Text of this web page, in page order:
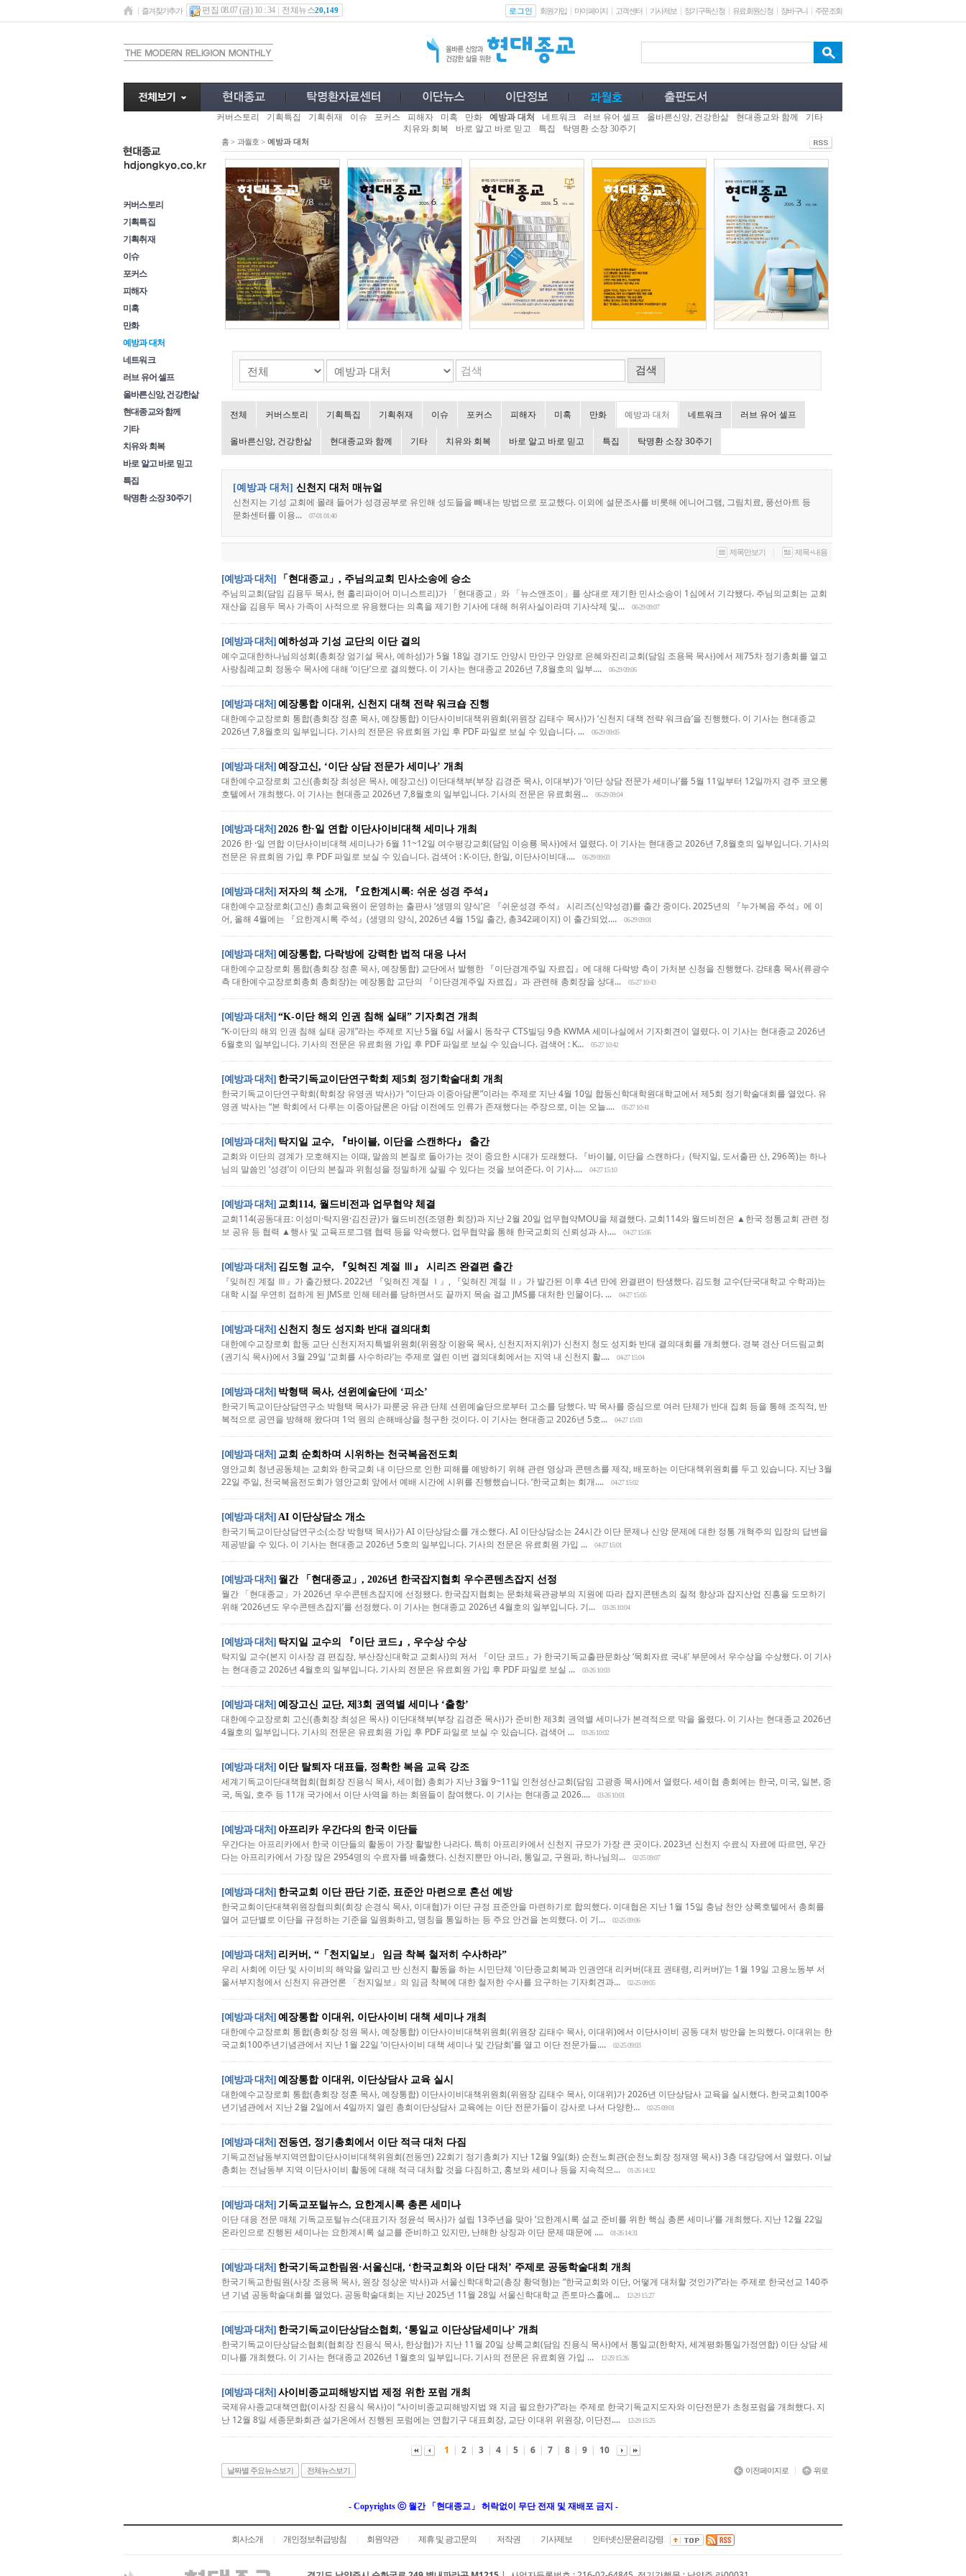
즐겨찾기추가 편집 08.07 (금) 10 : 34 전체뉴스20,149 로그인 회원가입 마이페이지 고객센터 기사제보 정기구독신청 유료회원신청 장바구니 주문조회
커버스토리 기획특집 기획취재 이슈 포커스 피해자 미혹 만화 예방과 대처 네트워크 러브 유어 셀프 올바른신앙, 건강한삶 현대종교와 함께
기타
치유와 회복
바로 알고 바로 믿고 특집 탁명환 소장 30주기
커버스토리
기획특집
기획취재
이슈
포커스
피해자
미혹
만화
예방과 대처
네트워크
러브 유어 셀프
올바른신앙, 건강한삶
현대종교와 함께
기타
치유와 회복
바로 알고 바로 믿고
특집
탁명환 소장 30주기
홈 > 과월호 > 예방과 대처
검색
전체 커버스토리 기획특집 기획취재 이슈 포커스 피해자 미혹 만화 예방과 대처 네트워크 러브 유어 셀프
올바른신앙, 건강한삶 현대종교와 함께 기타 치유와 회복 바로 알고 바로 믿고 특집 탁명환 소장 30주기
[예방과 대처] 신천지 대처 매뉴얼
신천지는 기성 교회에 몰래 들어가 성경공부로 유인해 성도들을 빼내는 방법으로 포교했다. 이외에 설문조사를 비롯해 에니어그램, 그림치료, 풍선아트 등
문화센터를 이용...
07-01 01:40
제목만보기 제목+내용
[예방과 대처] 「현대종교」, 주님의교회 민사소송에 승소
주님의교회(담임 김용두 목사, 현 홀리파이어 미니스트리)가 「현대종교」와 「뉴스앤조이」를 상대로 제기한 민사소송이 1심에서 기각됐다. 주님의교회는 교회
재산을 김용두 목사 가족이 사적으로 유용했다는 의혹을 제기한 기사에 대해 허위사실이라며 기사삭제 및...
06-29 09:07
[예방과 대처] 예하성과 기성 교단의 이단 결의
예수교대한하나님의성회(총회장 엄기설 목사, 예하성)가 5월 18일 경기도 안양시 만안구 안양로 은혜와진리교회(담임 조용목 목사)에서 제75차 정기총회를 열고
사랑침례교회 정동수 목사에 대해 ‘이단’으로 결의했다. 이 기사는 현대종교 2026년 7,8월호의 일부....
06-29 09:06
[예방과 대처] 예장통합 이대위, 신천지 대책 전략 워크숍 진행
대한예수교장로회 통합(총회장 정훈 목사, 예장통합) 이단사이비대책위원회(위원장 김태수 목사)가 ‘신천지 대책 전략 워크숍’을 진행했다. 이 기사는 현대종교
2026년 7,8월호의 일부입니다. 기사의 전문은 유료회원 가입 후 PDF 파일로 보실 수 있습니다. ...
06-29 09:05
[예방과 대처] 예장고신, ‘이단 상담 전문가 세미나’ 개최
대한예수교장로회 고신(총회장 최성은 목사, 예장고신) 이단대책부(부장 김경준 목사, 이대부)가 ‘이단 상담 전문가 세미나’를 5월 11일부터 12일까지 경주 코오롱
호텔에서 개최했다. 이 기사는 현대종교 2026년 7,8월호의 일부입니다. 기사의 전문은 유료회원...
06-29 09:04
[예방과 대처] 2026 한·일 연합 이단사이비대책 세미나 개최
2026 한 ·일 연합 이단사이비대책 세미나가 6월 11~12일 여수평강교회(담임 이승룡 목사)에서 열렸다. 이 기사는 현대종교 2026년 7,8월호의 일부입니다. 기사의
전문은 유료회원 가입 후 PDF 파일로 보실 수 있습니다. 검색어 : K-이단, 한일, 이단사이비대....
06-29 09:03
[예방과 대처] 저자의 책 소개, 『요한계시록: 쉬운 성경 주석』
대한예수교장로회(고신) 총회교육원이 운영하는 출판사 ‘생명의 양식’은 『쉬운성경 주석』 시리즈(신약성경)를 출간 중이다. 2025년의 『누가복음 주석』에 이
어, 올해 4월에는 『요한계시록 주석』(생명의 양식, 2026년 4월 15일 출간, 총342페이지) 이 출간되었....
06-29 09:01
[예방과 대처] 예장통합, 다락방에 강력한 법적 대응 나서
대한예수교장로회 통합(총회장 정훈 목사, 예장통합) 교단에서 발행한 『이단경계주일 자료집』에 대해 다락방 측이 가처분 신청을 진행했다. 강태흥 목사(류광수
측 대한예수교장로회총회 총회장)는 예장통합 교단의 『이단경계주일 자료집』과 관련해 총회장을 상대...
05-27 10:43
[예방과 대처] “K-이단 해외 인권 침해 실태” 기자회견 개최
“K-이단의 해외 인권 침해 실태 공개”라는 주제로 지난 5월 6일 서울시 동작구 CTS빌딩 9층 KWMA 세미나실에서 기자회견이 열렸다. 이 기사는 현대종교 2026년
6월호의 일부입니다. 기사의 전문은 유료회원 가입 후 PDF 파일로 보실 수 있습니다. 검색어 : K...
05-27 10:42
[예방과 대처] 한국기독교이단연구학회 제5회 정기학술대회 개최
한국기독교이단연구학회(학회장 유영권 박사)가 “이단과 이중아담론”이라는 주제로 지난 4월 10일 합동신학대학원대학교에서 제5회 정기학술대회를 열었다. 유
영권 박사는 “본 학회에서 다루는 이중아담론은 아담 이전에도 인류가 존재했다는 주장으로, 이는 오늘....
05-27 10:41
[예방과 대처] 탁지일 교수, 『바이블, 이단을 스캔하다』 출간
교회와 이단의 경계가 모호해지는 이때, 말씀의 본질로 돌아가는 것이 중요한 시대가 도래했다. 『바이블, 이단을 스캔하다』(탁지일, 도서출판 산, 296쪽)는 하나
님의 말씀인 ‘성경’이 이단의 본질과 위험성을 정밀하게 살필 수 있다는 것을 보여준다. 이 기사....
04-27 15:10
[예방과 대처] 교회114, 월드비전과 업무협약 체결
교회114(공동대표: 이성미·탁지원·김진균)가 월드비전(조명환 회장)과 지난 2월 20일 업무협약MOU을 체결했다. 교회114와 월드비전은 ▲한국 정통교회 관련 정
보 공유 등 협력 ▲행사 및 교육프로그램 협력 등을 약속했다. 업무협약을 통해 한국교회의 신뢰성과 사....
04-27 15:06
[예방과 대처] 김도형 교수, 『잊혀진 계절 Ⅲ』 시리즈 완결편 출간
『잊혀진 계절 Ⅲ』가 출간됐다. 2022년 『잊혀진 계절 Ⅰ』, 『잊혀진 계절 Ⅱ』가 발간된 이후 4년 만에 완결편이 탄생했다. 김도형 교수(단국대학교 수학과)는
대학 시절 우연히 접하게 된 JMS로 인해 테러를 당하면서도 끝까지 목숨 걸고 JMS를 대처한 인물이다. ...
04-27 15:05
[예방과 대처] 신천지 청도 성지화 반대 결의대회
대한예수교장로회 합동 교단 신천지저지특별위원회(위원장 이왕욱 목사, 신천지저지위)가 신천지 청도 성지화 반대 결의대회를 개최했다. 경북 경산 더드림교회
(권기식 목사)에서 3월 29일 ‘교회를 사수하라’는 주제로 열린 이번 결의대회에서는 지역 내 신천지 활....
04-27 15:04
[예방과 대처] 박형택 목사, 션윈예술단에 ‘피소’
한국기독교이단상담연구소 박형택 목사가 파룬궁 유관 단체 션윈예술단으로부터 고소를 당했다. 박 목사를 중심으로 여러 단체가 반대 집회 등을 통해 조직적, 반
복적으로 공연을 방해해 왔다며 1억 원의 손해배상을 청구한 것이다. 이 기사는 현대종교 2026년 5호...
04-27 15:03
[예방과 대처] 교회 순회하며 시위하는 천국복음전도회
영안교회 청년공동체는 교회와 한국교회 내 이단으로 인한 피해를 예방하기 위해 관련 영상과 콘텐츠를 제작, 배포하는 이단대책위원회를 두고 있습니다. 지난 3월
22일 주일, 천국복음전도회가 영안교회 앞에서 예배 시간에 시위를 진행했습니다. ‘한국교회는 회개....
04-27 15:02
[예방과 대처] AI 이단상담소 개소
한국기독교이단상담연구소(소장 박형택 목사)가 AI 이단상담소를 개소했다. AI 이단상담소는 24시간 이단 문제나 신앙 문제에 대한 정통 개혁주의 입장의 답변을
제공받을 수 있다. 이 기사는 현대종교 2026년 5호의 일부입니다. 기사의 전문은 유료회원 가입 ...
04-27 15:01
[예방과 대처] 월간 「현대종교」, 2026년 한국잡지협회 우수콘텐츠잡지 선정
월간 「현대종교」가 2026년 우수콘텐츠잡지에 선정됐다. 한국잡지협회는 문화체육관광부의 지원에 따라 잡지콘텐츠의 질적 향상과 잡지산업 진흥을 도모하기
위해 ‘2026년도 우수콘텐츠잡지’를 선정했다. 이 기사는 현대종교 2026년 4월호의 일부입니다. 기...
03-26 10:04
[예방과 대처] 탁지일 교수의 『이단 코드』, 우수상 수상
탁지일 교수(본지 이사장 겸 편집장, 부산장신대학교 교회사)의 저서 『이단 코드』가 한국기독교출판문화상 ‘목회자료 국내’ 부문에서 우수상을 수상했다. 이 기사
는 현대종교 2026년 4월호의 일부입니다. 기사의 전문은 유료회원 가입 후 PDF 파일로 보실 ...
03-26 10:03
[예방과 대처] 예장고신 교단, 제3회 권역별 세미나 ‘출항’
대한예수교장로회 고신(총회장 최성은 목사) 이단대책부(부장 김경준 목사)가 준비한 제3회 권역별 세미나가 본격적으로 막을 올렸다. 이 기사는 현대종교 2026년
4월호의 일부입니다. 기사의 전문은 유료회원 가입 후 PDF 파일로 보실 수 있습니다. 검색어 ...
03-26 10:02
[예방과 대처] 이단 탈퇴자 대표들, 정확한 복음 교육 강조
세계기독교이단대책협회(협회장 진용식 목사, 세이협) 총회가 지난 3월 9~11일 인천성산교회(담임 고광종 목사)에서 열렸다. 세이협 총회에는 한국, 미국, 일본, 중
국, 독일, 호주 등 11개 국가에서 이단 사역을 하는 회원들이 참여했다. 이 기사는 현대종교 2026....
03-26 10:01
[예방과 대처] 아프리카 우간다의 한국 이단들
우간다는 아프리카에서 한국 이단들의 활동이 가장 활발한 나라다. 특히 아프리카에서 신천지 규모가 가장 큰 곳이다. 2023년 신천지 수료식 자료에 따르면, 우간
다는 아프리카에서 가장 많은 2954명의 수료자를 배출했다. 신천지뿐만 아니라, 통일교, 구원파, 하나님의...
02-25 09:07
[예방과 대처] 한국교회 이단 판단 기준, 표준안 마련으로 혼선 예방
한국교회이단대책위원장협의회(회장 손경식 목사, 이대협)가 이단 규정 표준안을 마련하기로 합의했다. 이대협은 지난 1월 15일 충남 천안 상록호텔에서 총회를
열어 교단별로 이단을 규정하는 기준을 일원화하고, 명칭을 통일하는 등 주요 안건을 논의했다. 이 기...
02-25 09:06
[예방과 대처] 리커버, “「천지일보」 임금 착복 철저히 수사하라”
우리 사회에 이단 및 사이비의 해악을 알리고 반 신천지 활동을 하는 시민단체 ‘이단종교회복과 인권연대 리커버(대표 권태령, 리커버)’는 1월 19일 고용노동부 서
울서부지청에서 신천지 유관언론 「천지일보」의 임금 착복에 대한 철저한 수사를 요구하는 기자회견과...
02-25 09:05
[예방과 대처] 예장통합 이대위, 이단사이비 대책 세미나 개최
대한예수교장로회 통합(총회장 정원 목사, 예장통합) 이단사이비대책위원회(위원장 김태수 목사, 이대위)에서 이단사이비 공동 대처 방안을 논의했다. 이대위는 한
국교회100주년기념관에서 지난 1월 22일 ‘이단사이비 대책 세미나 및 간담회’를 열고 이단 전문가들....
02-25 09:03
[예방과 대처] 예장통합 이대위, 이단상담사 교육 실시
대한예수교장로회 통합(총회장 정훈 목사, 예장통합) 이단사이비대책위원회(위원장 김태수 목사, 이대위)가 2026년 이단상담사 교육을 실시했다. 한국교회100주
년기념관에서 지난 2월 2일에서 4일까지 열린 총회이단상담사 교육에는 이단 전문가들이 강사로 나서 다양한...
02-25 09:01
[예방과 대처] 전동연, 정기총회에서 이단 적극 대처 다짐
기독교전남동부지역연합이단사이비대책위원회(전동연) 22회기 정기총회가 지난 12월 9일(화) 순천노회관(순천노회장 정재영 목사) 3층 대강당에서 열렸다. 이날
총회는 전남동부 지역 이단사이비 활동에 대해 적극 대처할 것을 다짐하고, 홍보와 세미나 등을 지속적으...
01-26 14:32
[예방과 대처] 기독교포털뉴스, 요한계시록 총론 세미나
이단 대응 전문 매체 기독교포털뉴스(대표기자 정윤석 목사)가 설립 13주년을 맞아 ‘요한계시록 설교 준비를 위한 핵심 총론 세미나’를 개최했다. 지난 12월 22일
온라인으로 진행된 세미나는 요한계시록 설교를 준비하고 있지만, 난해한 상징과 이단 문제 때문에 ....
01-26 14:31
[예방과 대처] 한국기독교한림원·서울신대, ‘한국교회와 이단 대처’ 주제로 공동학술대회 개최
한국기독교한림원(사장 조용목 목사, 원장 정상운 박사)과 서울신학대학교(총장 황덕형)는 “한국교회와 이단, 어떻게 대처할 것인가?”라는 주제로 한국선교 140주
년 기념 공동학술대회를 열었다. 공동학술대회는 지난 2025년 11월 28일 서울신학대학교 존토마스홀에...
12-29 15:27
[예방과 대처] 한국기독교이단상담소협회, ‘통일교 이단상담세미나’ 개최
한국기독교이단상담소협회(협회장 진용식 목사, 한상협)가 지난 11월 20일 상록교회(담임 진용식 목사)에서 통일교(한학자, 세계평화통일가정연합) 이단 상담 세
미나를 개최했다. 이 기사는 현대종교 2026년 1월호의 일부입니다. 기사의 전문은 유료회원 가입 ...
12-29 15:26
[예방과 대처] 사이비종교피해방지법 제정 위한 포럼 개최
국제유사종교대책연합(이사장 진용식 목사)이 “사이비종교피해방지법 왜 지금 필요한가?”라는 주제로 한국기독교지도자와 이단전문가 초청포럼을 개최했다. 지
난 12월 8일 세종문화회관 설가온에서 진행된 포럼에는 연합기구 대표회장, 교단 이대위 위원장, 이단전....
12-29 15:25
1 | 2 | 3 | 4 | 5 | 6 | 7 | 8 | 9 | 10
날짜별 주요뉴스보기 전체뉴스보기 이전페이지로 | 위로
- Copyrights ⓒ 월간 「현대종교」 허락없이 무단 전재 및 재배포 금지 -
회사소개 개인정보취급방침 회원약관 제휴 및 광고문의 저작권 기사제보 인터넷신문윤리강령